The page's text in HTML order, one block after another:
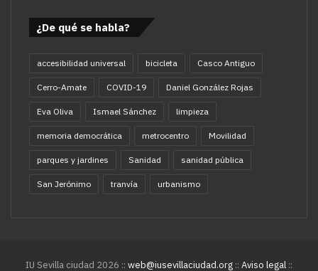
¿De qué se habla?
accesibilidad universal bicicleta Casco Antiguo
Cerro-Amate COVID-19 Daniel González Rojas
Eva Oliva Ismael Sánchez limpieza
memoria democrática metrocentro Movilidad
parques y jardines Sanidad sanidad pública
San Jerónimo tranvía urbanismo
IU Sevilla ciudad 2026 :: web@iusevillaciudad.org :: Aviso legal ::